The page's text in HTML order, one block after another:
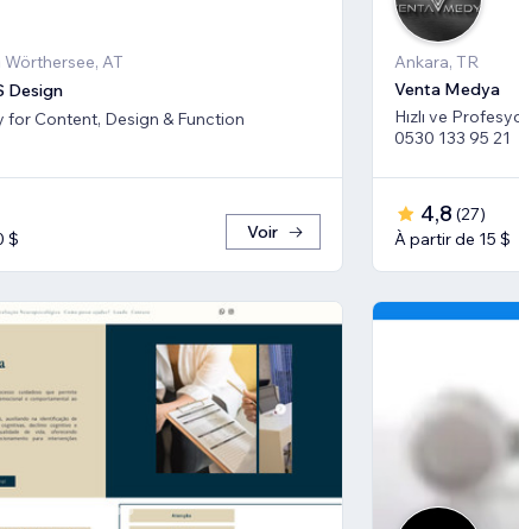
AT
Design
for Content, Design & Function
$
Voir
Ankara, TR
Venta Medya
Hızlı ve
0530 133 95 21
4,8 (27)
À partir de 15 $